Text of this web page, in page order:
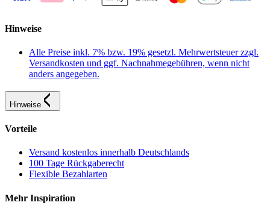
Hinweise
Alle Preise inkl. 7% bzw. 19% gesetzl. Mehrwertsteuer zzgl.
Versandkosten und ggf. Nachnahmegebühren, wenn nicht
anders angegeben.
Hinweise
Vorteile
Versand kostenlos innerhalb Deutschlands
100 Tage Rückgaberecht
Flexible Bezahlarten
Mehr Inspiration